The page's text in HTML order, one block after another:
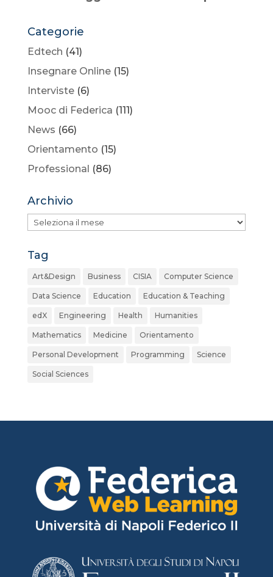
Categorie
Edtech (41)
Insegnare Online(15)
Interviste(6)
Mooc di Federica (111)
News (66)
Orientamento (15)
Professional (86)
Archivio
Archivio
Tag
Art&Design Business CISIA Computer Science
Data Science Education Education & Teaching
edX Engineering Health Humanities
Mathematics Medicine Orientamento
Personal Development Programming Science
Social Sciences